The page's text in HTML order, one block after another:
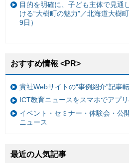
目的を明確に、子ども主体で見
ける“大樹町の魅力”／北海道大樹
9日）
おすすめ情報 <PR>
貴社Webサイトの“事例紹介”記事
ICT教育ニュースをスマホでアプ
イベント・セミナー・体験会・公
ニュース
最近の人気記事